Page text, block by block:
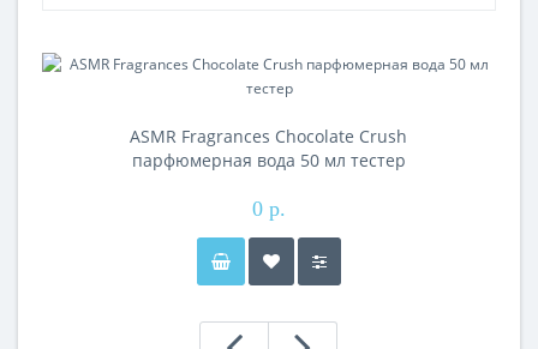
ASMR Fragrances Chocolate Crush
парфюмерная вода 50 мл тестер
0 р.